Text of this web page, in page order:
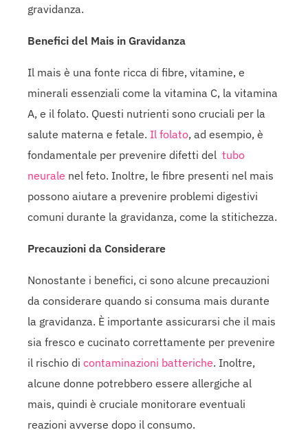
gravidanza.
Benefici del Mais in Gravidanza
Il mais è una fonte ricca di fibre, vitamine, e
minerali essenziali come la vitamina C, la vitamina
A, e il folato. Questi nutrienti sono cruciali per la
salute materna e fetale. Il folato, ad esempio, è
fondamentale per prevenire difetti del tubo
neurale nel feto. Inoltre, le fibre presenti nel mais
possono aiutare a prevenire problemi digestivi
comuni durante la gravidanza, come la stitichezza.
Precauzioni da Considerare
Nonostante i benefici, ci sono alcune precauzioni
da considerare quando si consuma mais durante
la gravidanza. È importante assicurarsi che il mais
sia fresco e cucinato correttamente per prevenire
il rischio di contaminazioni batteriche. Inoltre,
alcune donne potrebbero essere allergiche al
mais, quindi è cruciale monitorare eventuali
reazioni avverse dopo il consumo.